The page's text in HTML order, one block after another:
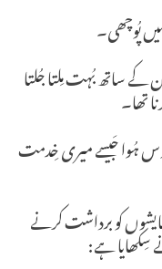
پُوچھی۔
کے ساتھ بُہت مِلتا جُلتا
تھا۔
ہُوا جَیسے میری خِدمت
کو برداشت کرنے
سِکھایا ہے: